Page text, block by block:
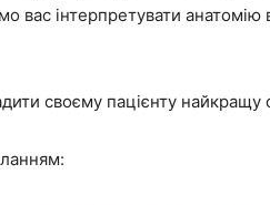
вас інтерпретувати
своєму пацієнту найкращу